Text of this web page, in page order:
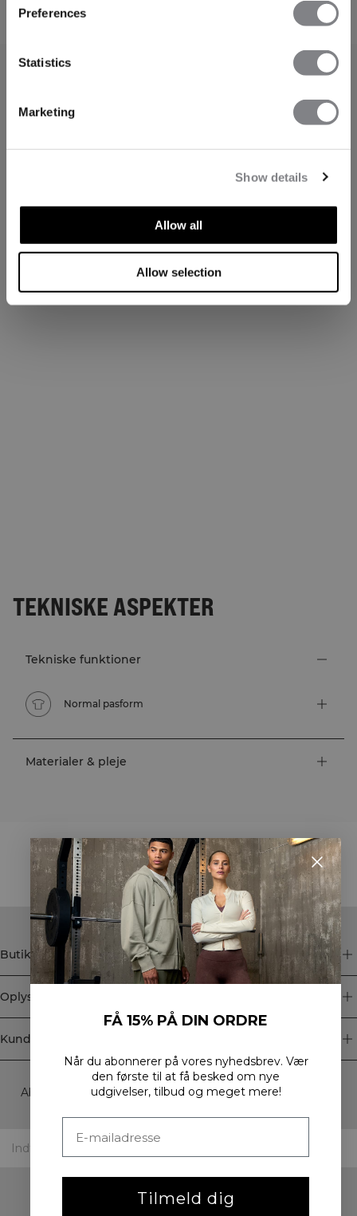
Preferences
Statistics
Marketing
Show details
Allow all
Allow selection
TEKNISKE ASPEKTER
Tekniske funktioner
Normal pasform
Materialer & pleje
STYLE WITH
Butik
Oplysninger
Kundeservice
Newsletter
Abonner på vores nyhedsbrev! Få eksklusive tilbud, vores
FÅ 15% PÅ DIN ORDRE
Når du abonnerer på vores nyhedsbrev. Vær
den første til at få besked om nye
udgivelser, tilbud og meget mere!
Tilmeld dig